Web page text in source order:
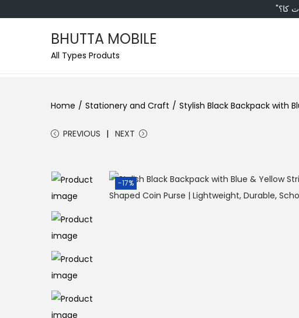
BHUTTA MOBILE
All Types Produts
Home / Stationery and Craft / Stylish Black Backpack with
PREVIOUS NEXT
-17%